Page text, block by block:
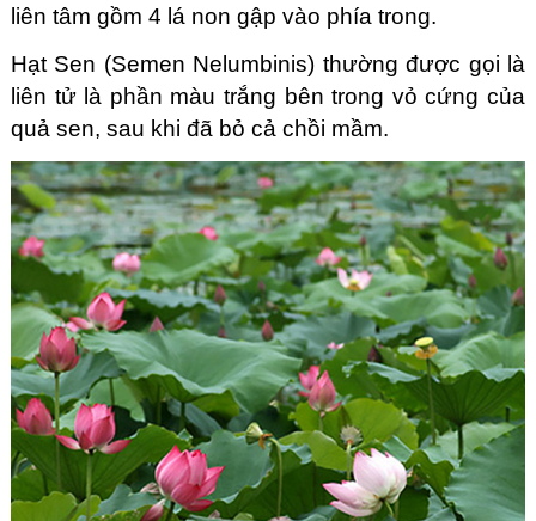
liên tâm gồm 4 lá non gập vào phía trong.
Hạt Sen (Semen Nelumbinis) thường được gọi là
liên tử là phần màu trắng bên trong vỏ cứng của
quả sen, sau khi đã bỏ cả chồi mầm.